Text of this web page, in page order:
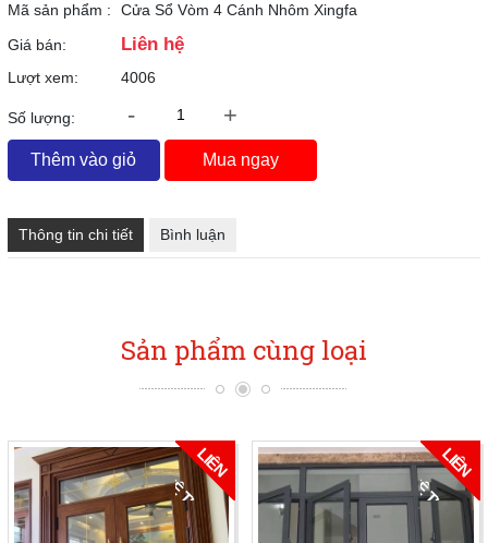
Mã sản phẩm :
Cửa Sổ Vòm 4 Cánh Nhôm Xingfa
Giá bán:
Liên hệ
Lượt xem: 4006
Số lượng: - +
Thêm vào giỏ Mua ngay
Thông tin chi tiết Bình luận
Sản phẩm cùng loại
L
I
Ê
N
H
Ệ
T
Ư
V
Ấ
N
L
I
Ê
N
H
Ệ
T
Ư
V
Ấ
N